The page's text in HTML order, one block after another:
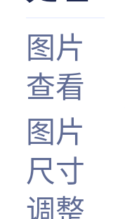
图片
查看
图片
尺寸
调整